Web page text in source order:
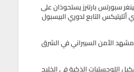
سبورتس بارتنرز يستحوذان على
التابع لدوري البيسبول
مشهد الأمن السيبراني في الشرق